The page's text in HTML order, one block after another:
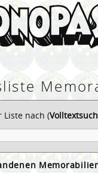
Liste nach (